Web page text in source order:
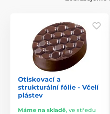
Otiskovací a
strukturální fólie - Včelí
plástev
Máme na skladě, ve středu